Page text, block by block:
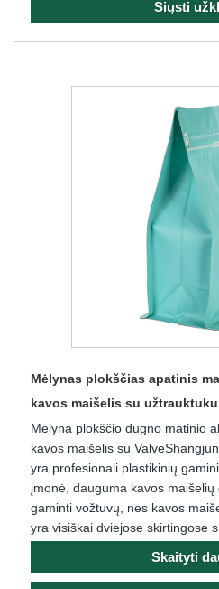
Siųsti
Mėlynas plokščias apatinis
kavos maišelis su
Mėlyna plokščio dugno matinio
kavos maišelis su
yra profesionali plastikinių
įmonė, dauguma kavos
gaminti vožtuvų, nes kavos
yra visiškai dviejose skirtingose
Skaityti